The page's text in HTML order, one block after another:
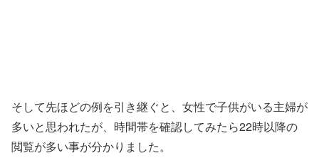
そして先ほどの例を引き継ぐと、女性で子供がいる主婦が
多いと思われたが、時間帯を確認してみたら22時以降の
閲覧が多い事が分かりました。